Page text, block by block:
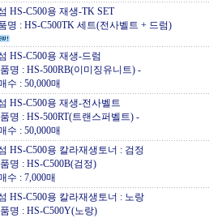
HS-C500용 재생-TK SET
명 : HS-C500TK 세트(전사벨트 + 드럼)
HS-C500용 재생-드럼
명 : HS-500RB(이미징유니트) -
수 : 50,000매
HS-C500용 재생-전사벨트
명 : HS-500RT(트랜스퍼벨트) -
수 : 50,000매
HS-C500용 칼라재생토너 : 검정
명 : HS-C500B(검정)
수 : 7,000매
HS-C500용 칼라재생토너 : 노랑
명 : HS-C500Y(노랑)